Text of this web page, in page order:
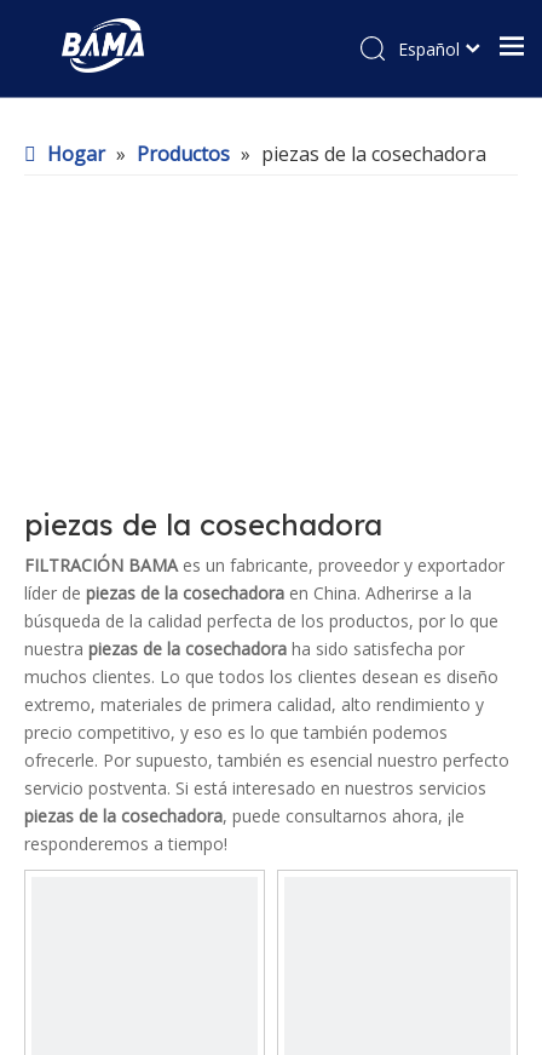
Español
Hogar » Productos » piezas de la cosechadora
piezas de la cosechadora
FILTRACIÓN BAMAes un fabricante, proveedor y exportador
líder de piezas de la cosechadora en China. Adherirse a la
búsqueda de la calidad perfecta de los productos, por lo que
nuestra piezas de la cosechadora ha sido satisfecha por
muchos clientes. Lo que todos los clientes desean es diseño
extremo, materiales de primera calidad, alto rendimiento y
precio competitivo, y eso es lo que también podemos
ofrecerle. Por supuesto, también es esencial nuestro perfecto
servicio postventa. Si está interesado en nuestros servicios
piezas de la cosechadora, puede consultarnos ahora, ¡le
responderemos a tiempo!